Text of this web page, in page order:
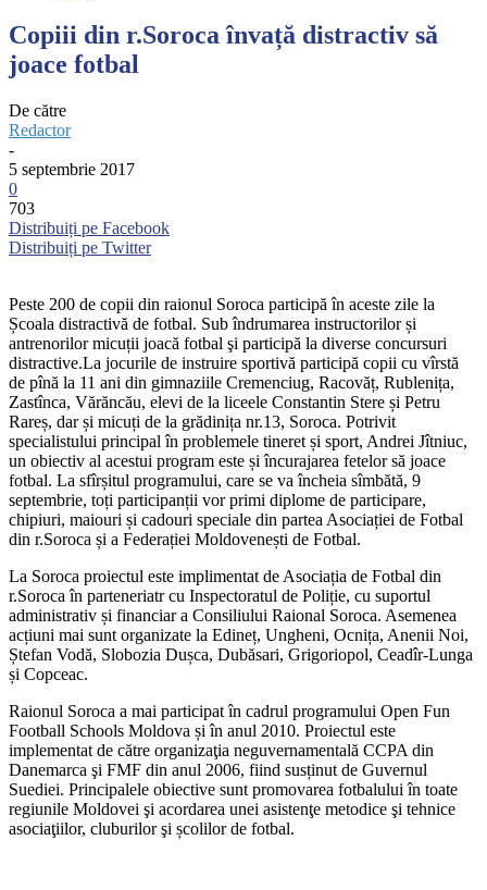
Copiii din r.Soroca învață distractiv să
joace fotbal
De către
Redactor
-
5 septembrie 2017
0
703
Distribuiți pe Facebook
Distribuiți pe Twitter
Peste 200 de copii din raionul Soroca participă în aceste zile la
Școala distractivă de fotbal. Sub îndrumarea instructorilor și
antrenorilor micuții joacă fotbal şi participă la diverse concursuri
distractive.La jocurile de instruire sportivă participă copii cu vîrstă
de pînă la 11 ani din gimnaziile Cremenciug, Racovăț, Rublenița,
Zastînca, Vărăncău, elevi de la liceele Constantin Stere și Petru
Rareș, dar și micuți de la grădinița nr.13, Soroca. Potrivit
specialistului principal în problemele tineret și sport, Andrei Jîtniuc,
un obiectiv al acestui program este și încurajarea fetelor să joace
fotbal. La sfîrșitul programului, care se va încheia sîmbătă, 9
septembrie, toți participanții vor primi diplome de participare,
chipiuri, maiouri și cadouri speciale din partea Asociației de Fotbal
din r.Soroca și a Federației Moldovenești de Fotbal.
La Soroca proiectul este implimentat de Asociația de Fotbal din
r.Soroca în parteneriatr cu Inspectoratul de Poliție, cu suportul
administrativ și financiar a Consiliului Raional Soroca. Asemenea
acțiuni mai sunt organizate la Edineț, Ungheni, Ocnița, Anenii Noi,
Ștefan Vodă, Slobozia Dușca, Dubăsari, Grigoriopol, Ceadîr-Lunga
și Copceac.
Raionul Soroca a mai participat în cadrul programului Open Fun
Football Schools Moldova și în anul 2010. Proiectul este
implementat de către organizaţia neguvernamentală CCPA din
Danemarca şi FMF din anul 2006, fiind susținut de Guvernul
Suediei. Principalele obiective sunt promovarea fotbalului în toate
regiunile Moldovei şi acordarea unei asistenţe metodice şi tehnice
asociaţiilor, cluburilor şi școlilor de fotbal.